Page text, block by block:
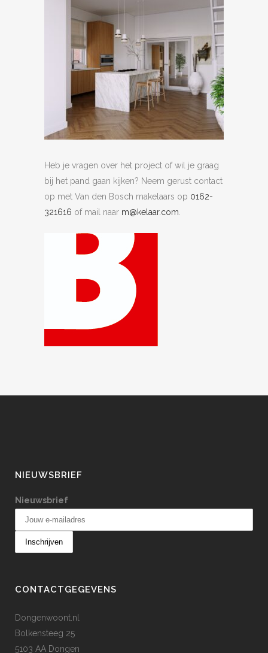
Heb je vragen over het project of wil je graag
bij het pand gaan kijken? Neem gerust contact
op met Van den Bosch makelaars op 0162-
321616 of mail naar m@kelaar.com
NIEUWSBRIEF
Nieuwsbrief
CONTACTGEGEVENS
Dongenwoont.nl
Bolkensteeg 25
5103 AA Dongen